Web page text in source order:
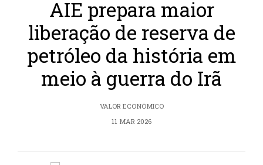
AIE prepara maior
liberação de reserva de
petróleo da história em
meio à guerra do Irã
VALOR ECONÔMICO
11 MAR 2026